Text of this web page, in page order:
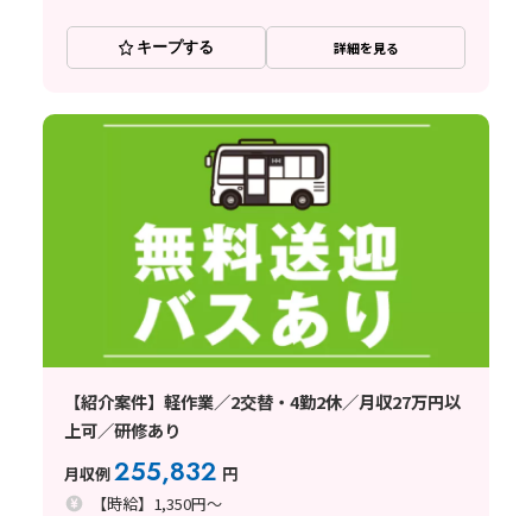
キープする 詳細を見る
【紹介案件】軽作業／2交替・4勤2休／月収27万円以
上可／研修あり
月収例255,832 円
【時給】1,350円～